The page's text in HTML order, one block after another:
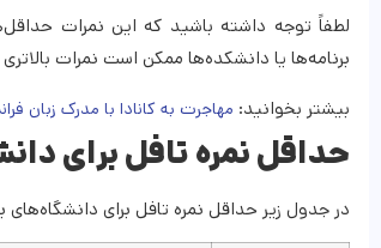
لطفاً توجه داشته باشید که این نمرات
برنامه‌ها یا دانشکده‌ها ممکن است نمرات
بیشتر بخوانید: مهاجرت به کانادا با مدرک زبان
حداقل نمره تافل برای
در جدول زیر حداقل نمره تافل برای دانشگاه‌های